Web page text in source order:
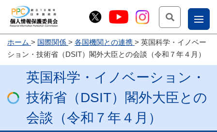
お
問
合
せ
こー
じょ
ー部
ホーム 国際関係 各国機関との連携
英国科学・イノベー
ション・技術省（DSIT）閣外大臣との会談（令和７年４月）
英国科学・イノベーション・
技術省（DSIT）閣外大臣との
会談（令和７年４月）